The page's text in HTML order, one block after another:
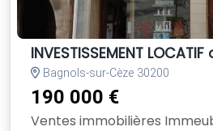
INVESTISSEMENT
Bagnols-sur-Cèze 30200
190 000 €
Ventes immobilières